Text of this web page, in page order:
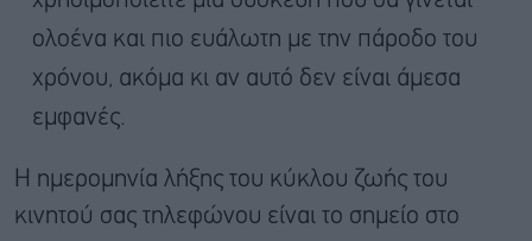
ολοένα και πιο ευάλωτη με την πάροδο του
χρόνου, ακόμα κι αν αυτό δεν είναι άμεσα
εμφανές.
Η ημερομηνία λήξης του κύκλου ζωής του
κινητού σας τηλεφώνου είναι το σημείο στο